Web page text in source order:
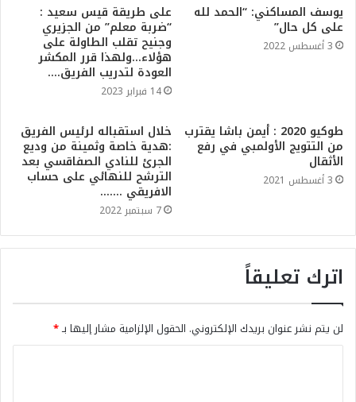
يوسف المساكني: “الحمد لله
على كل حال”
3 أغسطس 2022
على طريقة قيس سعيد :
“ضربة معلم” من الجزيري
وجنيح تقلب الطاولة على
هؤلاء…ولهذا قرر المكشر
العودة لتدريب الفريق….
14 فبراير 2023
طوكيو 2020 : أيمن باشا يقترب
من التتويج الأولمبي في رفع
الأثقال
3 أغسطس 2021
خلال استقباله لرئيس الفريق
:هدية خاصة وثمينة من وديع
الجرئ للنادي الصفاقسي بعد
الترشح للنهائي على حساب
الافريقي …….
7 سبتمبر 2022
اترك تعليقاً
لن يتم نشر عنوان بريدك الإلكتروني. الحقول الإلزامية مشار إليها بـ*